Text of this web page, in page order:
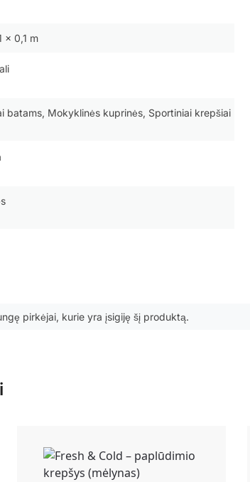
× 0,1 m
batams, Mokyklinės kuprinės, Sportiniai krepšiai
pirkėjai, kurie yra įsigiję šį produktą.